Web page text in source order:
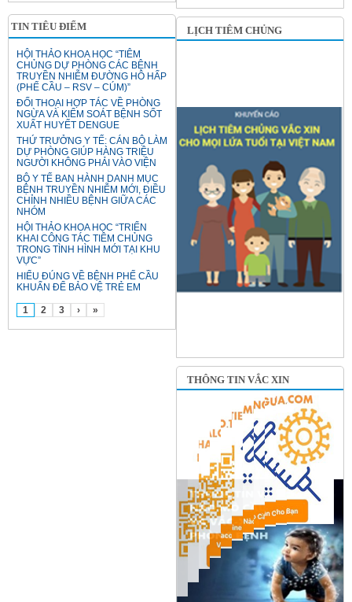
TIN TIÊU ĐIỂM
HỘI THẢO KHOA HỌC “TIÊM
CHỦNG DỰ PHÒNG CÁC BỆNH
TRUYỀN NHIỄM ĐƯỜNG HÔ HẤP
(PHẾ CẦU – RSV – CÚM)”
ĐỐI THOẠI HỢP TÁC VỀ PHÒNG
NGỪA VÀ KIỂM SOÁT BỆNH SỐT
XUẤT HUYẾT DENGUE
THỨ TRƯỞNG Y TẾ: CÁN BỘ LÀM
DỰ PHÒNG GIÚP HÀNG TRIỆU
NGƯỜI KHÔNG PHẢI VÀO VIỆN
BỘ Y TẾ BAN HÀNH DANH MỤC
BỆNH TRUYỀN NHIỄM MỚI, ĐIỀU
CHỈNH NHIỀU BỆNH GIỮA CÁC
NHÓM
HỘI THẢO KHOA HỌC “TRIỂN
KHAI CÔNG TÁC TIÊM CHỦNG
TRONG TÌNH HÌNH MỚI TẠI KHU
VỰC”
HIỂU ĐÚNG VỀ BỆNH PHẾ CẦU
KHUẨN ĐỂ BẢO VỆ TRẺ EM
1 2 3 › »
LỊCH TIÊM CHỦNG
THÔNG TIN VẮC XIN